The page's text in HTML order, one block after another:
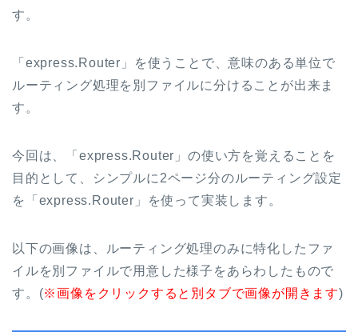
す。
「express.Router」を使うことで、意味のある単位で
ルーティング処理を別ファイルに分けることが出来ま
す。
今回は、「express.Router」の使い方を覚えることを
目的として、シンプルに2ページ分のルーティング設定
を「express.Router」を使って実装します。
以下の画像は、ルーティング処理のみに特化したファ
イルを別ファイルで用意した様子をあらわしたもので
す。(※画像をクリックすると別タブで画像が開きます)